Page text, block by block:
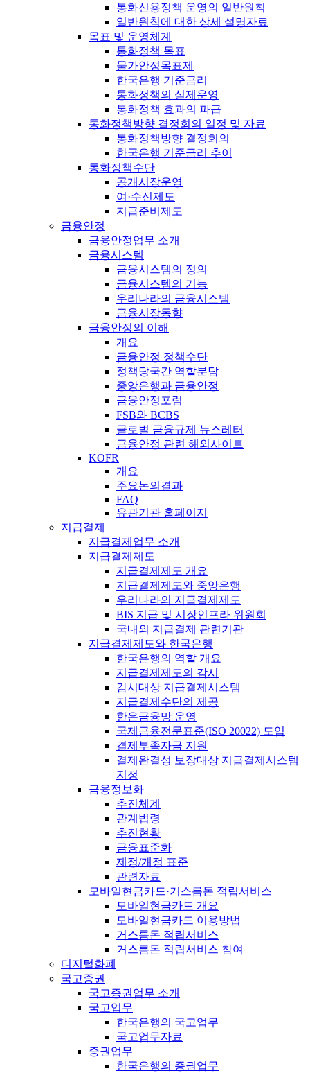
통화신용정책 운영의 일반원칙
일반원칙에 대한 상세 설명자료
목표 및 운영체계
통화정책 목표
물가안정목표제
한국은행 기준금리
통화정책의 실제운영
통화정책 효과의 파급
통화정책방향 결정회의 일정 및 자료
통화정책방향 결정회의
한국은행 기준금리 추이
통화정책수단
공개시장운영
여·수신제도
지급준비제도
금융안정
금융안정업무 소개
금융시스템
금융시스템의 정의
금융시스템의 기능
우리나라의 금융시스템
금융시장동향
금융안정의 이해
개요
금융안정 정책수단
정책당국간 역할분담
중앙은행과 금융안정
금융안정포럼
FSB와 BCBS
글로벌 금융규제 뉴스레터
금융안정 관련 해외사이트
KOFR
개요
주요논의결과
FAQ
유관기관 홈페이지
지급결제
지급결제업무 소개
지급결제제도
지급결제제도 개요
지급결제제도와 중앙은행
우리나라의 지급결제제도
BIS 지급 및 시장인프라 위원회
국내외 지급결제 관련기관
지급결제제도와 한국은행
한국은행의 역할 개요
지급결제제도의 감시
감시대상 지급결제시스템
지급결제수단의 제공
한은금융망 운영
국제금융전문표준(ISO 20022) 도입
결제부족자금 지원
결제완결성 보장대상 지급결제시스템
지정
금융정보화
추진체계
관계법령
추진현황
금융표준화
제정/개정 표준
관련자료
모바일현금카드·거스름돈 적립서비스
모바일현금카드 개요
모바일현금카드 이용방법
거스름돈 적립서비스
거스름돈 적립서비스 참여
디지털화폐
국고증권
국고증권업무 소개
국고업무
한국은행의 국고업무
국고업무자료
증권업무
한국은행의 증권업무